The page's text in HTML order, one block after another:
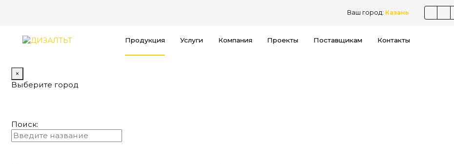
Ваш город: Казань
Продукция Услуги Компания Проекты Поставщикам Контакты
×
Выберите город
Поиск: